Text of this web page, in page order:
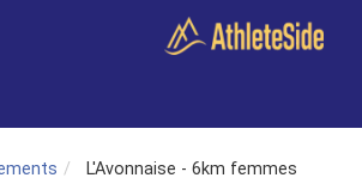
L'Avonnaise - 6km femmes